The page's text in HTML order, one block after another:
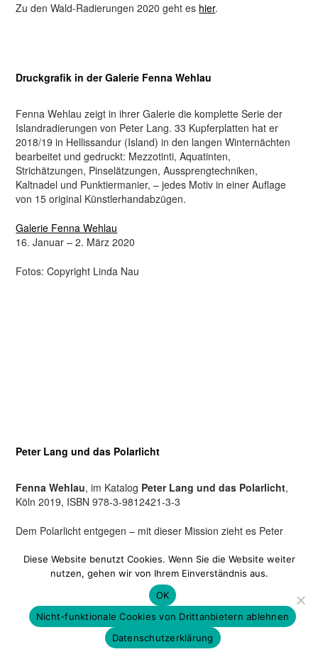
Zu den Wald-Radierungen 2020 geht es hier.
Druckgrafik in der Galerie Fenna Wehlau
Fenna Wehlau zeigt in ihrer Galerie die komplette Serie der
Islandradierungen von Peter Lang. 33 Kupferplatten hat er
2018/19 in Hellissandur (Island) in den langen Winternächten
bearbeitet und gedruckt: Mezzotinti, Aquatinten,
Strichätzungen, Pinselätzungen, Aussprengtechniken,
Kaltnadel und Punktiermanier, – jedes Motiv in einer Auflage
von 15 original Künstlerhandabzügen.
Galerie Fenna Wehlau
16. Januar – 2. März 2020
Fotos: Copyright Linda Nau
Peter Lang und das Polarlicht
Fenna Wehlau, im Katalog Peter Lang und das Polarlicht,
Köln 2019, ISBN 978-3-9812421-3-3
Dem Polarlicht entgegen – mit dieser Mission zieht es Peter
Sehnsuchtsland vieler Reisender. Allein seit dem Jahr 2000 hat
sich die Zahl der Islandreisenden verfünffacht und lag im Jahre
2017 knapp über 2,2 Millionen. Das an Naturwundern reiche
Landschaftsbild ist geprägt von Vulkanen, Gletschern,
Wasserfällen, Seen und Hochebenen. Diese zu erleben ist
Motivation eines jeden Islandreisenden.
Diese Website benutzt Cookies. Wenn Sie die Website weiter
nutzen, gehen wir von Ihrem Einverständnis aus.
OK
Nicht-funktionale Cookies von Drittanbietern ablehnen
Datenschutzerklärung